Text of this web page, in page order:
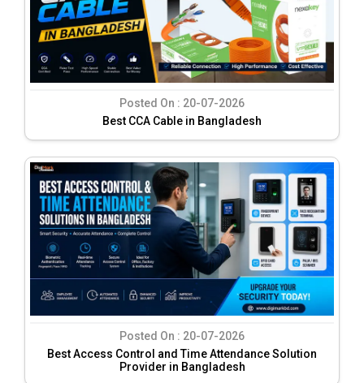
Posted On : 20-07-2026
Best CCA Cable in Bangladesh
Posted On : 20-07-2026
Best Access Control and Time Attendance Solution
Provider in Bangladesh